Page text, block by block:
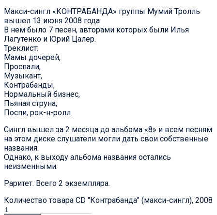
Макси-сингл «КОНТРАБАНДА» группы Мумий Тролль
вышел 13 июня 2008 года
В нем было 7 песен, авторами которых были Илья
Лагутенко и Юрий Цалер.
Треклист:
Мамы дочерей,
Проспали,
Музыкант,
Контрабанды,
Нормальный бизнес,
Пьяная струна,
Поспи, рок-н-ролл.
Сингл вышел за 2 месяца до альбома «8» и всем песням
на этом диске слушатели могли дать свои собственные
названия.
Однако, к выходу альбома названия остались
неизменными.
Раритет. Всего 2 экземпляра.
Количество товара CD "Контрабанда" (макси-сингл), 2008